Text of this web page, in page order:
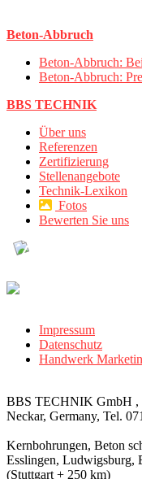
Beton-Abbruch
Beton-Abbruch:
Beton-Abbruch:
BBS TECHNIK
Über uns
Referenzen
Zertifizierung
Stellenangebote
Technik-Lexikon
Fotos
Bewerten Sie uns
Impressum
Datenschutz
Handwerk
BBS TECHNIK GmbH ,
Neckar, Germany, Tel.
Kernbohrungen, Beton
Esslingen, Ludwigsburg,
(Stuttgart + 250 km)